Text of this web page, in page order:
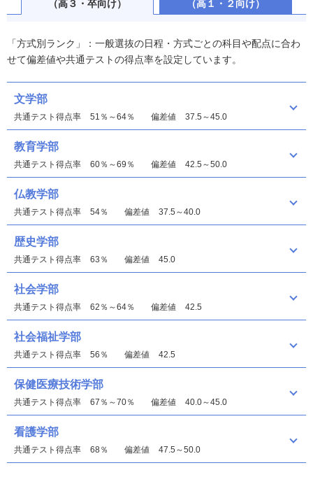
（高３・卒向け）
（高１・２向け）
「方式別ランク」：一般選抜の日程・方式ごとの科目や配点に合わ
せて偏差値や共通テストの得点率を設定しています。
文学部
共通テスト得点率 51％～64％ 偏差値 37.5～45.0
教育学部
共通テスト得点率 60％～69％ 偏差値 42.5～50.0
仏教学部
共通テスト得点率 54％ 偏差値 37.5～40.0
歴史学部
共通テスト得点率 63％ 偏差値 45.0
社会学部
共通テスト得点率 62％～64％ 偏差値 42.5
社会福祉学部
共通テスト得点率 56％ 偏差値 42.5
保健医療技術学部
共通テスト得点率 67％～70％ 偏差値 40.0～45.0
看護学部
共通テスト得点率 68％ 偏差値 47.5～50.0